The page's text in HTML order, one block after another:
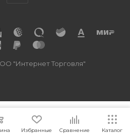
"Интернет Торговля"
Избранные Сравнение Каталог